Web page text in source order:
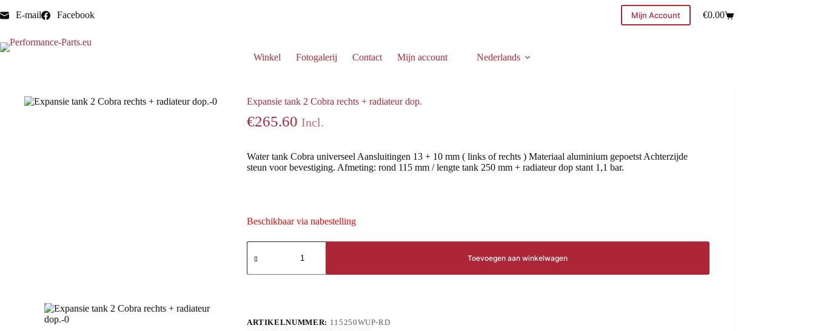
E-mail Facebook Mijn Account €0.00
Winkel Fotogalerij Contact Mijn account
Nederlands
Expansie tank 2 Cobra rechts + radiateur dop.
€265.60 Incl.
Water tank Cobra universeel Aansluitingen 13 + 10 mm ( links of rechts ) Materiaal aluminium gepoetst Achterzijde
steun voor bevestiging. Afmeting: rond 115 mm / lengte tank 250 mm + radiateur dop stant 1,1 bar.
Beschikbaar via nabestelling
Toevoegen aan winkelwagen
ARTIKELNUMMER: 115250WUP-RD